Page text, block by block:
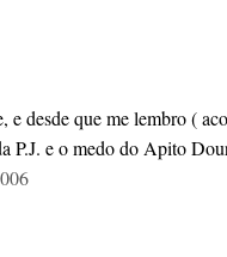
e desde que me lembro (
P.J. e o medo do Apito